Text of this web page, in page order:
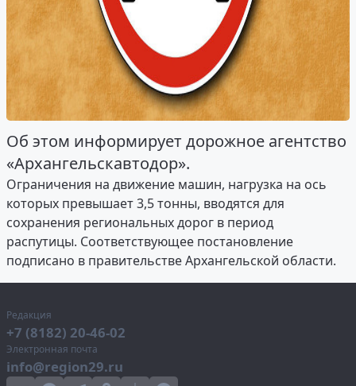
Об этом информирует дорожное агентство
«Архангельскавтодор».
Ограничения на движение машин, нагрузка на ось
которых превышает 3,5 тонны, вводятся для
сохранения региональных дорог в период
распутицы. Соответствующее постановление
подписано в правительстве Архангельской области.
Редакция
+7 (8182) 20-46-02
Электронная почта
info@region29.ru